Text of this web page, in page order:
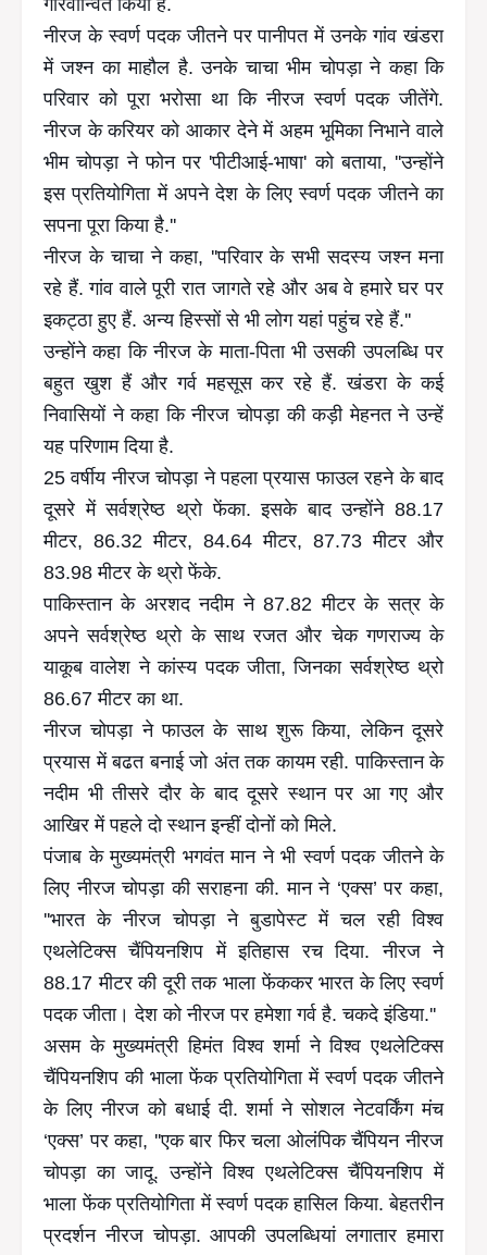
गौरवान्वित किया है.
नीरज के स्वर्ण पदक जीतने पर पानीपत में उनके गांव खंडरा
में जश्न का माहौल है. उनके चाचा भीम चोपड़ा ने कहा कि
परिवार को पूरा भरोसा था कि नीरज स्वर्ण पदक जीतेंगे.
नीरज के करियर को आकार देने में अहम भूमिका निभाने वाले
भीम चोपड़ा ने फोन पर 'पीटीआई-भाषा' को बताया, ''उन्होंने
इस प्रतियोगिता में अपने देश के लिए स्वर्ण पदक जीतने का
सपना पूरा किया है.''
नीरज के चाचा ने कहा, ''परिवार के सभी सदस्य जश्न मना
रहे हैं. गांव वाले पूरी रात जागते रहे और अब वे हमारे घर पर
इकट्ठा हुए हैं. अन्य हिस्सों से भी लोग यहां पहुंच रहे हैं.''
उन्होंने कहा कि नीरज के माता-पिता भी उसकी उपलब्धि पर
बहुत खुश हैं और गर्व महसूस कर रहे हैं. खंडरा के कई
निवासियों ने कहा कि नीरज चोपड़ा की कड़ी मेहनत ने उन्हें
यह परिणाम दिया है.
25 वर्षीय नीरज चोपड़ा ने पहला प्रयास फाउल रहने के बाद
दूसरे में सर्वश्रेष्ठ थ्रो फेंका. इसके बाद उन्होंने 88.17
मीटर, 86.32 मीटर, 84.64 मीटर, 87.73 मीटर और
83.98 मीटर के थ्रो फेंके.
पाकिस्तान के अरशद नदीम ने 87.82 मीटर के सत्र के
अपने सर्वश्रेष्ठ थ्रो के साथ रजत और चेक गणराज्य के
याकूब वालेश ने कांस्य पदक जीता, जिनका सर्वश्रेष्ठ थ्रो
86.67 मीटर का था.
नीरज चोपड़ा ने फाउल के साथ शुरू किया, लेकिन दूसरे
प्रयास में बढत बनाई जो अंत तक कायम रही. पाकिस्तान के
नदीम भी तीसरे दौर के बाद दूसरे स्थान पर आ गए और
आखिर में पहले दो स्थान इन्हीं दोनों को मिले.
पंजाब के मुख्यमंत्री भगवंत मान ने भी स्वर्ण पदक जीतने के
लिए नीरज चोपड़ा की सराहना की. मान ने ‘एक्स’ पर कहा,
''भारत के नीरज चोपड़ा ने बुडापेस्ट में चल रही विश्व
एथलेटिक्स चैंपियनशिप में इतिहास रच दिया. नीरज ने
88.17 मीटर की दूरी तक भाला फेंककर भारत के लिए स्वर्ण
पदक जीता। देश को नीरज पर हमेशा गर्व है. चकदे इंडिया.''
असम के मुख्यमंत्री हिमंत विश्व शर्मा ने विश्व एथलेटिक्स
चैंपियनशिप की भाला फेंक प्रतियोगिता में स्वर्ण पदक जीतने
के लिए नीरज को बधाई दी. शर्मा ने सोशल नेटवर्किंग मंच
‘एक्स’ पर कहा, ''एक बार फिर चला ओलंपिक चैंपियन नीरज
चोपड़ा का जादू. उन्होंने विश्व एथलेटिक्स चैंपियनशिप में
भाला फेंक प्रतियोगिता में स्वर्ण पदक हासिल किया. बेहतरीन
प्रदर्शन नीरज चोपड़ा. आपकी उपलब्धियां लगातार हमारा